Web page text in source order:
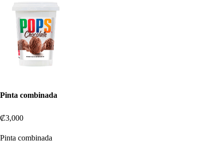
Pinta combinada
₡3,000
Pinta combinada